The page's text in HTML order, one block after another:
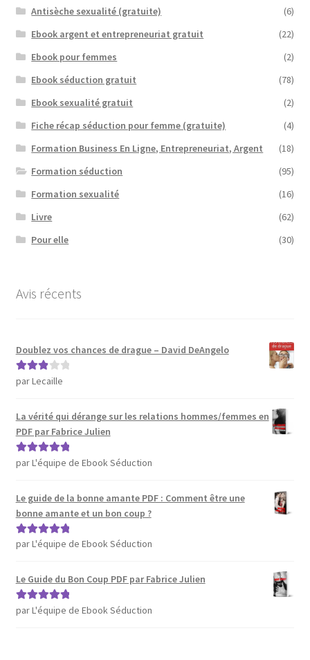
Antisèche sexualité (gratuite)
(6)
Ebook argent et entrepreneuriat gratuit
(22)
Ebook pour femmes
(2)
Ebook séduction gratuit
(78)
Ebook sexualité gratuit
(2)
Fiche récap séduction pour femme (gratuite)
(4)
Formation Business En Ligne, Entrepreneuriat, Argent
(18)
Formation séduction
(95)
Formation sexualité
(16)
Livre
(62)
Pour elle
(30)
Avis récents
Doublez vos chances de drague – David DeAngelo
Note3
par Lecaille
La vérité qui dérange sur les relations hommes/femmes en
PDF par Fabrice Julien
Note5sur 5
par L'équipe de Ebook Séduction
Le guide de la bonne amante PDF : Comment être une
bonne amante et un bon coup ?
Note5sur 5
par L'équipe de Ebook Séduction
Le Guide du Bon Coup PDF par Fabrice Julien
Note5sur 5
par L'équipe de Ebook Séduction